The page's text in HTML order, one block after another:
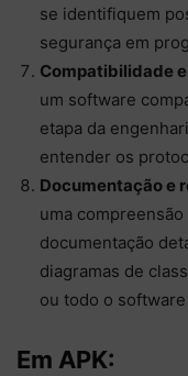
se identifiquem
segurança em
Compatibilidade
um software
etapa da
entender os
Documentação e
uma
documentação
diagramas de
ou todo o
Em APK: